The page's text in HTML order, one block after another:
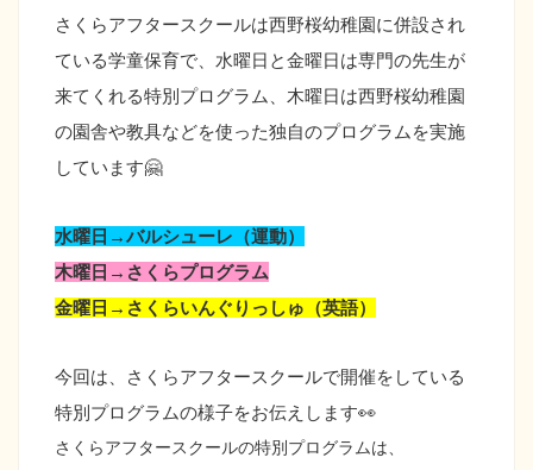
さくらアフタースクールは西野桜幼稚園に併設され
ている学童保育で、水曜日と金曜日は専門の先生が
来てくれる特別プログラム、木曜日は西野桜幼稚園
の園舎や教具などを使った独自のプログラムを実施
しています🤗
水曜日→バルシューレ（運動）
木曜日→さくらプログラム
金曜日→さくらいんぐりっしゅ（英語）
今回は、さくらアフタースクールで開催をしている
特別プログラムの様子をお伝えします👀
さくらアフタースクールの特別プログラムは、